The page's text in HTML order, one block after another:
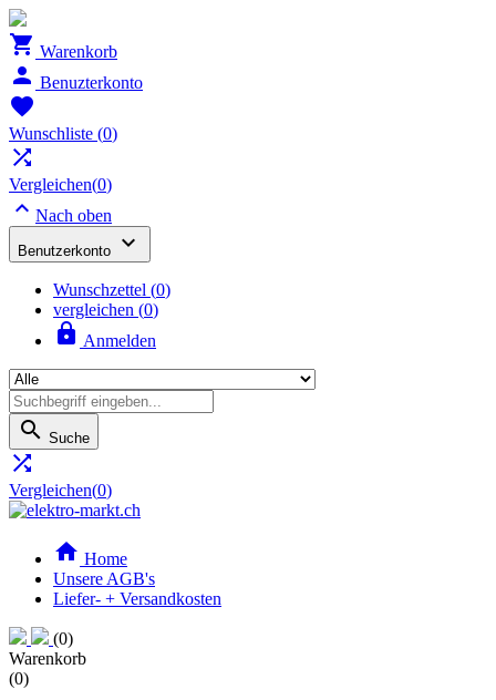
 Warenkorb
 Benuzterkonto

Wunschliste (0)

Vergleichen(0)
 Nach oben
Benutzerkonto 
Wunschzettel (0)
vergleichen (0)
 Anmelden
 Suche

Vergleichen(0)
 Home
Unsere AGB's
Liefer- + Versandkosten
(0)
Warenkorb
(0)